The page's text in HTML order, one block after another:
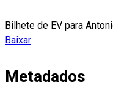
Bilhete de EV para
Baixar
Metadados